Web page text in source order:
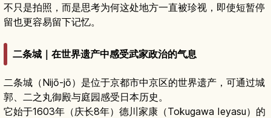
不只是拍照，而是思考为何这处地方一直被珍视，即使短暂停
留也更容易留下记忆。
二条城｜在世界遗产中感受武家政治的气息
二条城（Nijō-jō）是位于京都市中京区的世界遗产，可通过城
郭、二之丸御殿与庭园感受日本历史。
它始于1603年（庆长8年）德川家康（Tokugawa Ieyasu）的